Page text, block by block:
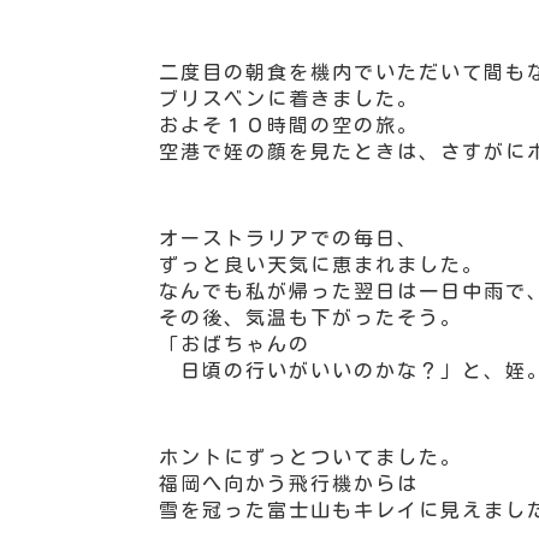
二度目の朝食を機内でいただいて間も
ブリスベンに着きました。
およそ１０時間の空の旅。
空港で姪の顔を見たときは、さすがに
オーストラリアでの毎日、
ずっと良い天気に恵まれました。
なんでも私が帰った翌日は一日中雨で、
その後、気温も下がったそう。
「おばちゃんの
日頃の行いがいいのかな？」と、姪。
ホントにずっとついてました。
福岡へ向かう飛行機からは
雪を冠った富士山もキレイに見えまし